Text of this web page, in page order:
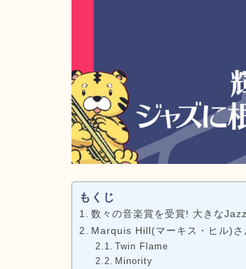
もくじ
数々の音楽賞を受賞! 大きな
Marquis Hill(マーキス・ヒル)さ
Twin Flame
Minority